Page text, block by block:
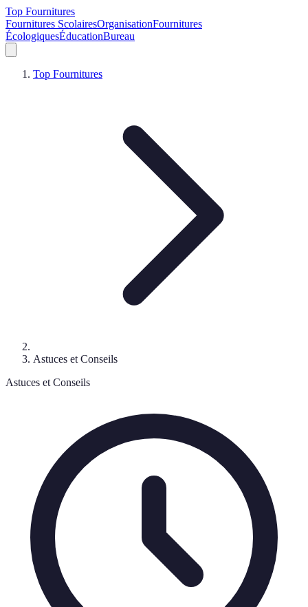
Top Fournitures
Fournitures ScolairesOrganisationFournitures
ÉcologiquesÉducationBureau
Top Fournitures
Astuces et Conseils
Astuces et Conseils